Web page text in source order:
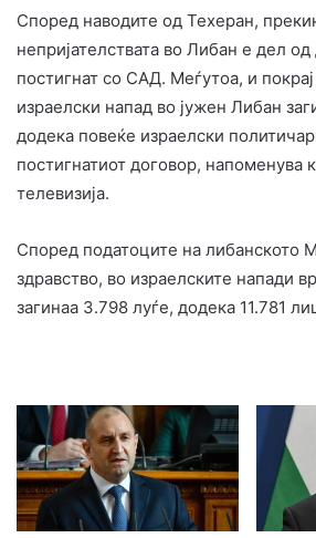
Според наводите од Техеран,
непријателствата во Либан е дел од
постигнат со САД. Меѓутоа, и
израелски напад во јужен Либан
додека повеќе израелски
постигнатиот договор, напоменува
телевизија.
Според податоците на либанското
здравство, во израелските напади
загинаа 3.798 луѓе, додека 11.781